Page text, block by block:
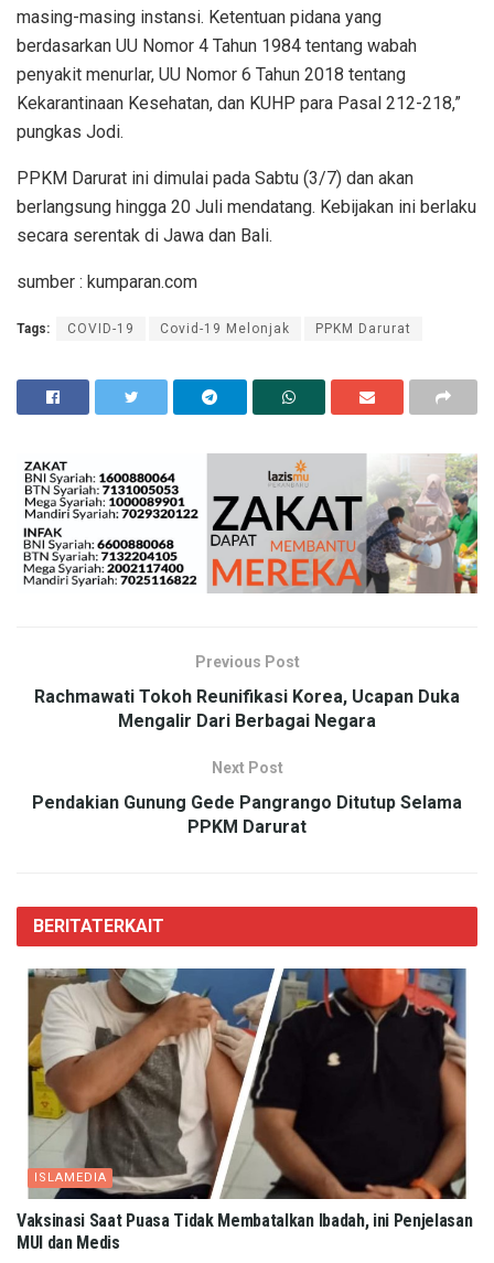
masing-masing instansi. Ketentuan pidana yang
berdasarkan UU Nomor 4 Tahun 1984 tentang wabah
penyakit menurlar, UU Nomor 6 Tahun 2018 tentang
Kekarantinaan Kesehatan, dan KUHP para Pasal 212-218,”
pungkas Jodi.
PPKM Darurat ini dimulai pada Sabtu (3/7) dan akan
berlangsung hingga 20 Juli mendatang. Kebijakan ini berlaku
secara serentak di Jawa dan Bali.
sumber : kumparan.com
Tags: COVID-19 Covid-19 Melonjak PPKM Darurat
Previous Post
Rachmawati Tokoh Reunifikasi Korea, Ucapan Duka
Mengalir Dari Berbagai Negara
Next Post
Pendakian Gunung Gede Pangrango Ditutup Selama
PPKM Darurat
BERITATERKAIT
ISLAMEDIA
Vaksinasi Saat Puasa Tidak Membatalkan Ibadah, ini Penjelasan
MUI dan Medis